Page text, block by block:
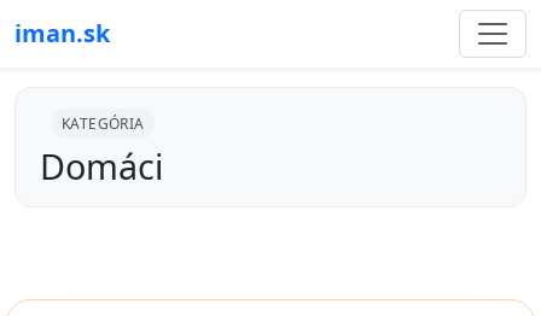
iman.sk
KATEGÓRIA
Domáci